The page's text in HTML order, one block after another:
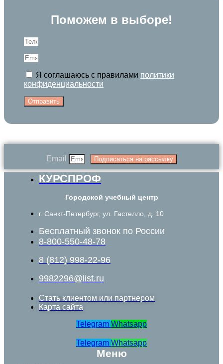
Поможем в выборе!
Я соглашаюсь с правилами политики
конфиденциальности
Отправить
Email Подписаться на рассылку
КУРСПРОФ
Городской учебный центр
г. Санкт-Петербург, ул. Гастелло, д. 10
Бесплатный звонок по России
8-800-550-48-78
8 (812) 998-22-96
9982296@list.ru
Стать клиентом или партнером
Карта сайта
Telegram Whatsapp
Telegram Whatsapp
Меню